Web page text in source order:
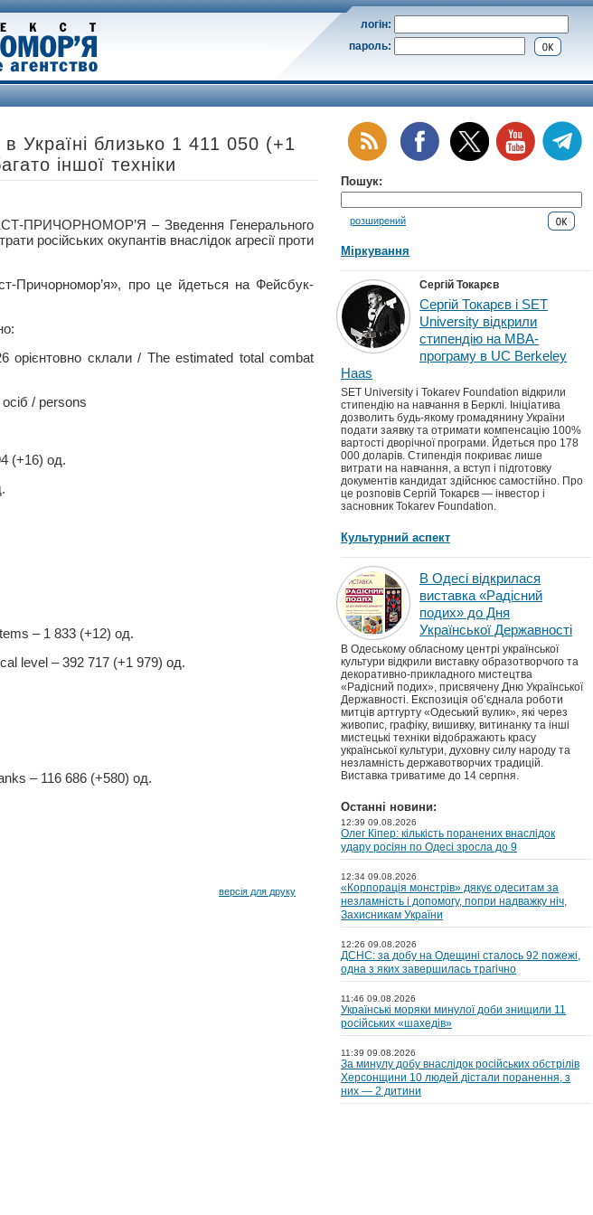
логін:
пароль:
Україні близько 1 411 050 (+1
іншої техніки
ПРИЧОРНОМОР’Я – Зведення Генерального
російських окупантів внаслідок агресії проти
Причорномор’я», про це йдеться на Фейсбук-
орієнтовно склали / The estimated total combat
/ persons
(+16) од.
– 1 833 (+12) од.
level – 392 717 (+1 979) од.
– 116 686 (+580) од.
версія для друку
Пошук:
розширений
Міркування
Сергій Токарєв
Сергій Токарєв і SET
University відкрили
стипендію на MBA-
програму в UC Berkeley
Haas
SET University і Tokarev Foundation відкрили
стипендію на навчання в Берклі. Ініціатива
дозволить будь-якому громадянину України
подати заявку та отримати компенсацію 100%
вартості дворічної програми. Йдеться про 178
000 доларів. Стипендія покриває лише
витрати на навчання, а вступ і підготовку
документів кандидат здійснює самостійно. Про
це розповів Сергій Токарєв — інвестор і
засновник Tokarev Foundation.
Культурний аспект
В Одесі відкрилася
виставка «Радісний
подих» до Дня
Української Державності
В Одеському обласному центрі української
культури відкрили виставку образотворчого та
декоративно-прикладного мистецтва
«Радісний подих», присвячену Дню Української
Державності. Експозиція об’єднала роботи
митців артгурту «Одеський вулик», які через
живопис, графіку, вишивку, витинанку та інші
мистецькі техніки відображають красу
української культури, духовну силу народу та
незламність державотворчих традицій.
Виставка триватиме до 14 серпня.
Останні новини:
12:39 09.08.2026
Олег Кіпер: кількість поранених внаслідок
удару росіян по Одесі зросла до 9
12:34 09.08.2026
«Корпорація монстрів» дякує одеситам за
незламність і допомогу, попри надважку ніч,
Захисникам України
12:26 09.08.2026
ДСНС: за добу на Одещині сталось 92 пожежі,
одна з яких завершилась трагічно
11:46 09.08.2026
Українські моряки минулої доби знищили 11
російських «шахедів»
11:39 09.08.2026
За минулу добу внаслідок російських обстрілів
Херсонщини 10 людей дістали поранення, з
них — 2 дитини